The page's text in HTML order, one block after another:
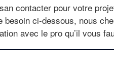
contacter pour votre
besoin ci-dessous, nous
avec le pro qu’il vous